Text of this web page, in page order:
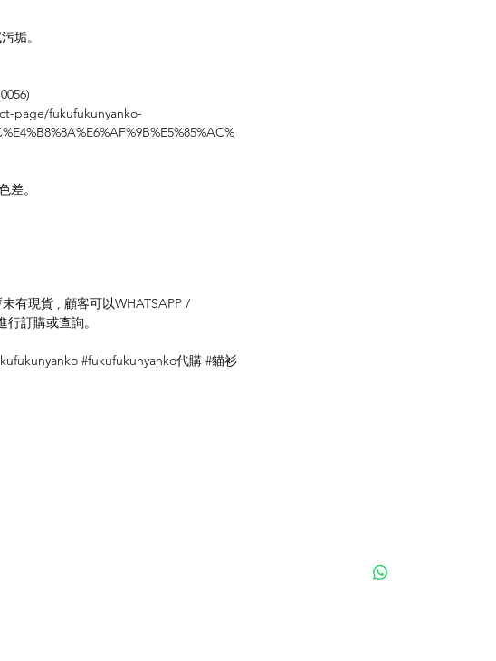
垢。
page/fukufukunyanko-
差。
有現貨 , 顧客可以WHATSAPP /
訂購或查詢。
#fukufukunyanko代購 #貓衫
​